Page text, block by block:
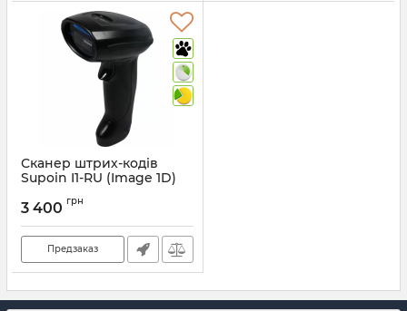
Сканер штрих-кодів
Supoin I1-RU (Image 1D)
3 400 грн
Предзаказ